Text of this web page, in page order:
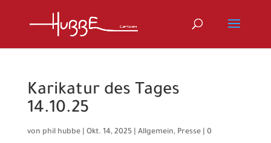
Karikatur des Tages
14.10.25
von phil hubbe| Okt. 14, 2025| Allgemein, Presse| 0